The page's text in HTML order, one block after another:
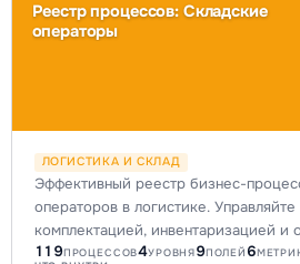
Реестр процессов: Складские
операторы
ЛОГИСТИКА И СКЛАД
Эффективный реестр бизнес-
операторов в логистике.
комплектацией, инвентаризацией и
оптимизируйте операции, повышайте
119ПРОЦЕССОВ4УРОВНЯ9ПОЛЕЙ6